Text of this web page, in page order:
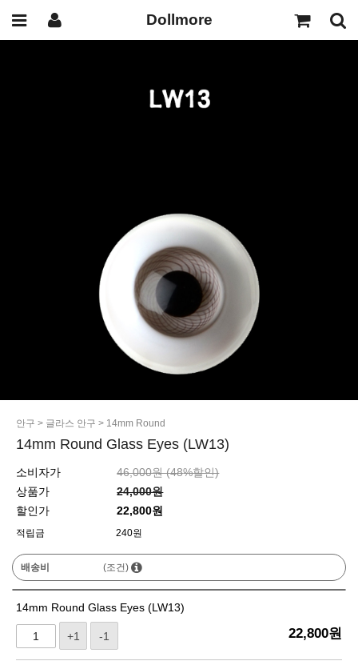
Dollmore
안구 > 글라스 안구 > 14mm Round
14mm Round Glass Eyes (LW13)
소비자가 46,000원 (48%할인)
상품가
24,000원
할인가
22,800원
적립금 240원
배송비 (조건)
14mm Round Glass Eyes (LW13)
+1 -1 22,800원